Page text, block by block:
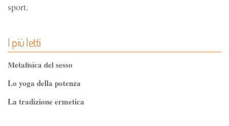
sport.
I più letti
Metafisica del sesso
Lo yoga della potenza
La tradizione ermetica